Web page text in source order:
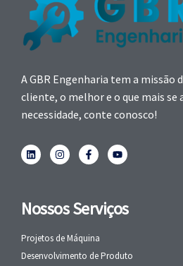
A GBR Engenharia tem a missão
cliente, o melhor e o que mais se
necessidade, conte conosco!
Nossos Serviços
Projetos de Máquina
Desenvolvimento de Produto